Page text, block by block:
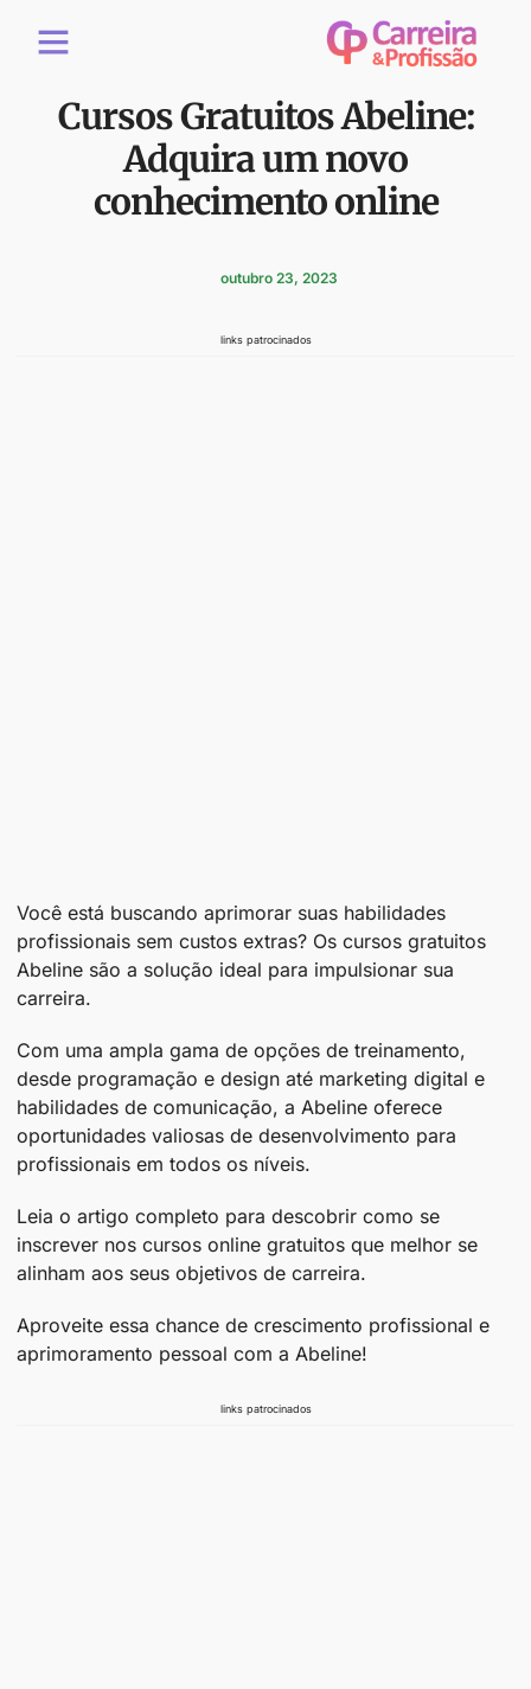
Cursos Gratuitos Abeline:
Adquira um novo
conhecimento online
outubro 23, 2023
links patrocinados
Você está buscando aprimorar suas habilidades
profissionais sem custos extras? Os cursos gratuitos
Abeline são a solução ideal para impulsionar sua
carreira.
Com uma ampla gama de opções de treinamento,
desde programação e design até marketing digital e
habilidades de comunicação, a Abeline oferece
oportunidades valiosas de desenvolvimento para
profissionais em todos os níveis.
Leia o artigo completo para descobrir como se
inscrever nos cursos online gratuitos que melhor se
alinham aos seus objetivos de carreira.
Aproveite essa chance de crescimento profissional e
aprimoramento pessoal com a Abeline!
links patrocinados